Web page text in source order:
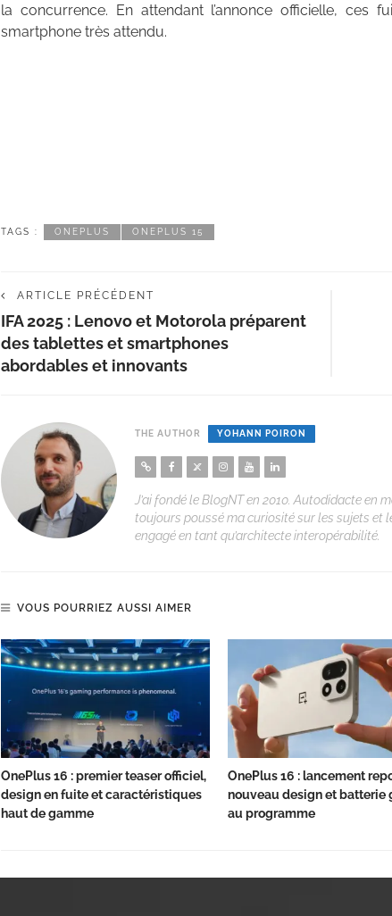
la concurrence. En attendant l’annonce officielle, ces
smartphone très attendu.
TAGS : ONEPLUS ONEPLUS 15
ARTICLE PRÉCÉDENT
IFA 2025 : Lenovo et Motorola préparent
des tablettes et smartphones
abordables et innovants
THE AUTHOR YOHANN POIRON
J’ai fondé le BlogNT en 2010. Autodidacte en
toujours poussé ma curiosité sur les sujets et
engagé en tant qu’architecte interopérabilité.
VOUS POURRIEZ AUSSI AIMER
OnePlus 16 : premier teaser officiel,
design en fuite et caractéristiques
haut de gamme
OnePlus 16 : lancement
nouveau design et batterie
au programme